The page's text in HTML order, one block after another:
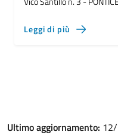
Leggi di più
Ultimo aggiornamento: